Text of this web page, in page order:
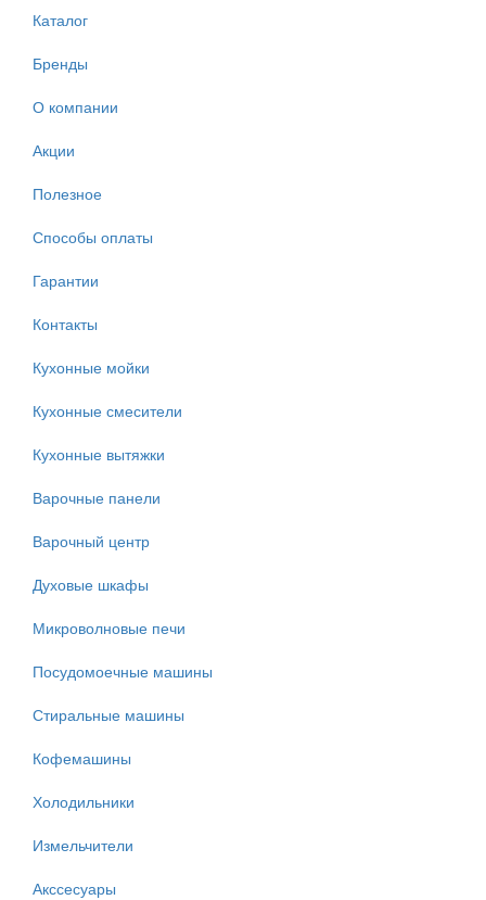
Каталог
Бренды
О компании
Акции
Полезное
Способы оплаты
Гарантии
Контакты
Кухонные мойки
Кухонные смесители
Кухонные вытяжки
Варочные панели
Варочный центр
Духовые шкафы
Микроволновые печи
Посудомоечные машины
Стиральные машины
Кофемашины
Холодильники
Измельчители
Акссесуары